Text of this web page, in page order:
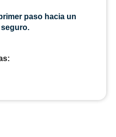
paso hacia un